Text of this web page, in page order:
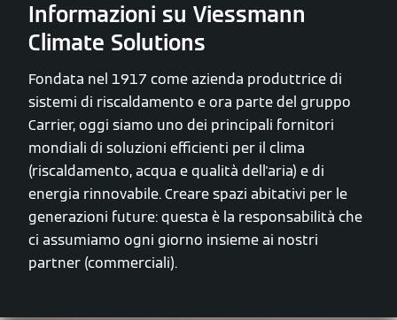
Informazioni su Viessmann
Climate Solutions
Fondata nel 1917 come azienda produttrice di
sistemi di riscaldamento e ora parte del gruppo
Carrier, oggi siamo uno dei principali fornitori
mondiali di soluzioni efficienti per il clima
(riscaldamento, acqua e qualità dell'aria) e di
energia rinnovabile. Creare spazi abitativi per le
generazioni future: questa è la responsabilità che
ci assumiamo ogni giorno insieme ai nostri
partner (commerciali).